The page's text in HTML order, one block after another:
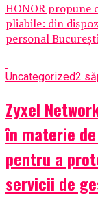
HONOR propune
pliabile: din
personal
Uncategorized2
Zyxel
în materie
pentru a
servicii de